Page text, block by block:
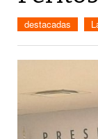
destacadas